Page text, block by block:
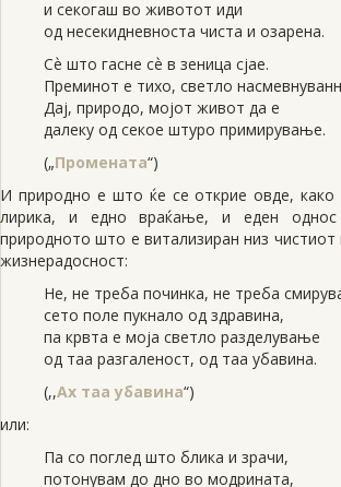
и секогаш во животот иди
од несекидневноста чиста и озарена.
Сѐ што гасне сѐ в зеница сјае.
Преминот е тихо, светло
Дај, природо, мојот живот да е
далеку од секое штуро примирување.
(„Промената“)
И природно е што ќе се открие овде, како
лирика, и едно враќање, и еден
природното што е витализиран низ чистиот
жизнерадосност:
Не, не треба починка, не треба
сето поле пукнало од здравина,
па крвта е моја светло разделување
од таа разгаленост, од таа убавина.
(,,Ах таа убавина“)
или:
Па со поглед што блика и зрачи,
потонувам до дно во модрината,